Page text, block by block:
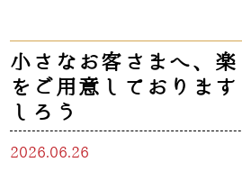
小さなお客さまへ、
をご用意しておりま
しろう
2026.06.26